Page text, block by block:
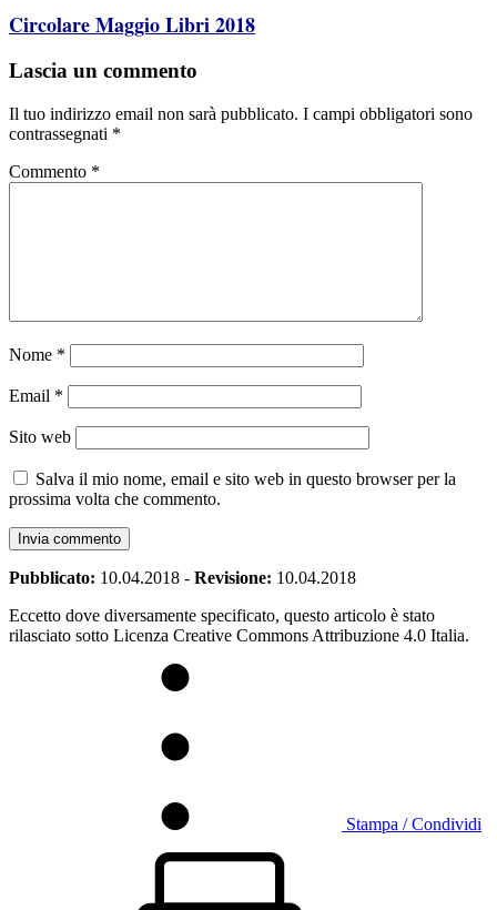
Circolare Maggio Libri 2018
Lascia un commento
Il tuo indirizzo email non sarà pubblicato. I campi obbligatori sono
contrassegnati *
Commento *
Nome *
Email *
Sito web
Salva il mio nome, email e sito web in questo browser per la
prossima volta che commento.
Pubblicato: 10.04.2018 - Revisione: 10.04.2018
Eccetto dove diversamente specificato, questo articolo è stato
rilasciato sotto Licenza Creative Commons Attribuzione 4.0 Italia.
Stampa / Condividi